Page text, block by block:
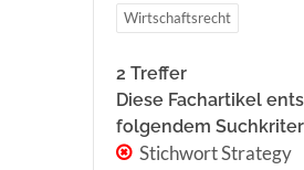
Wirtschaftsrecht
2 Treffer
Diese Fachartikel
folgendem
Stichwort Strategy